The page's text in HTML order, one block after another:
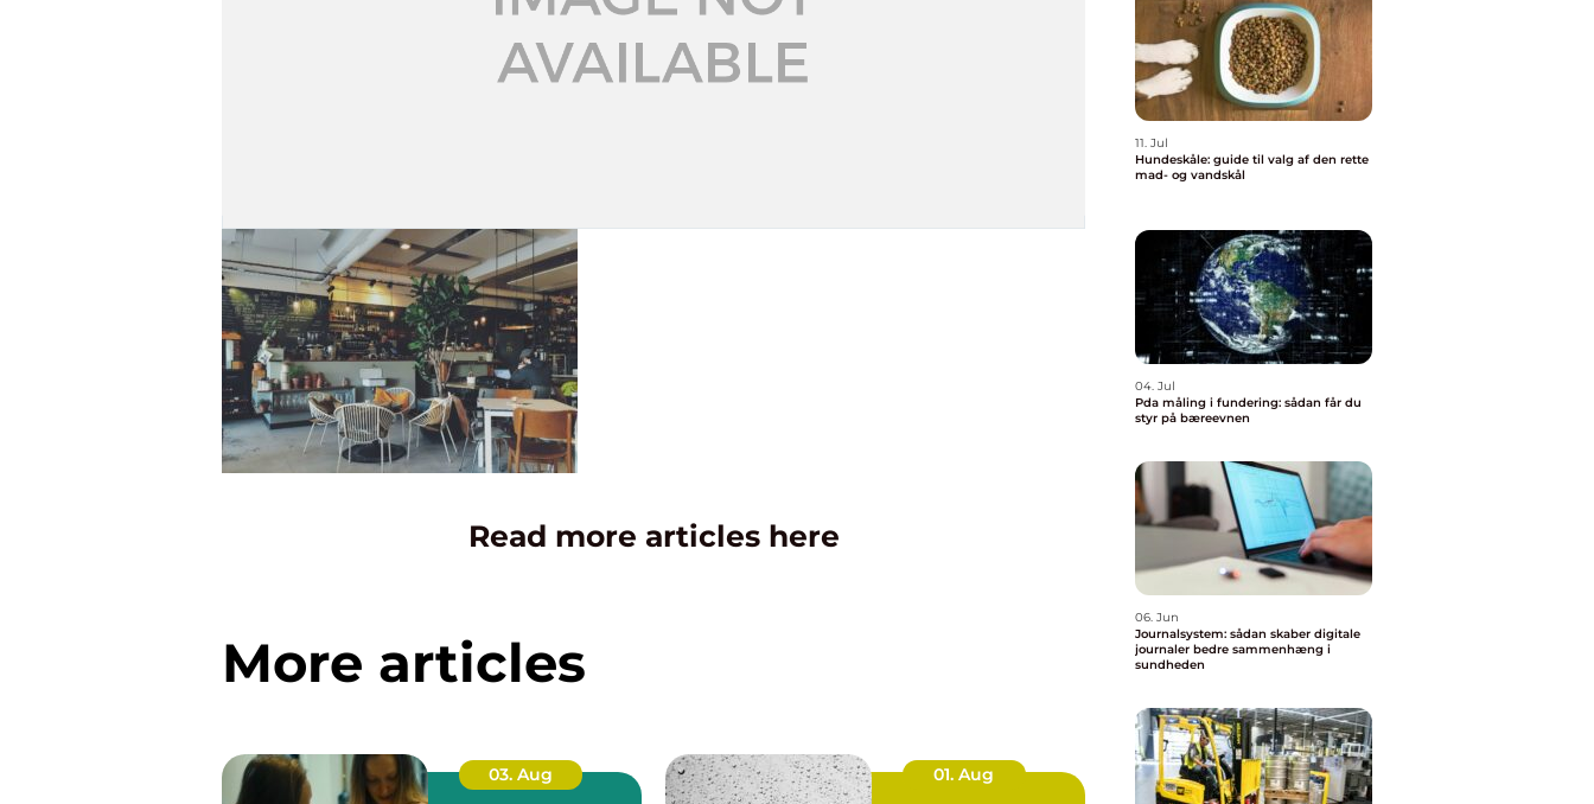
Read more articles here
More articles
03. Aug
01. Aug
11. Jul
Hundeskåle: guide til valg af den rette
mad- og vandskål
04. Jul
Pda måling i fundering: sådan får du
styr på bæreevnen
06. Jun
Journalsystem: sådan skaber digitale
journaler bedre sammenhæng i
sundheden